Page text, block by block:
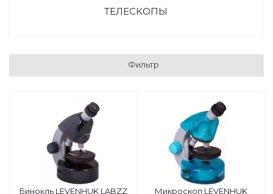
ТЕЛЕСКОПЫ
Фильтр
Бинокль LEVENHUK LABZZ Микроскоп LEVENHUK